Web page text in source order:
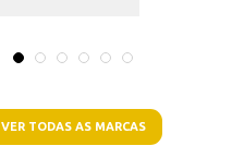
VER TODAS AS MARCAS